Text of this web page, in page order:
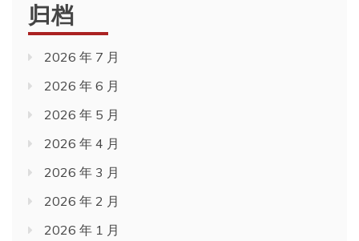
归档
2026 年 7 月
2026 年 6 月
2026 年 5 月
2026 年 4 月
2026 年 3 月
2026 年 2 月
2026 年 1 月